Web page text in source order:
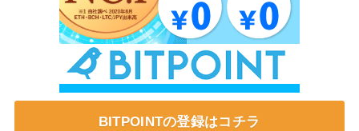
BITPOINTの登録はコチラ